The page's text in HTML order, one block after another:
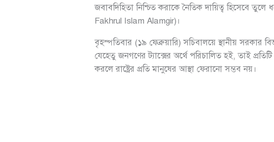
জবাবদিহিতা নিশ্চিত করাকে নৈতিক দায়িত্ব হিসেবে তুলে
Fakhrul Islam Alamgir)।
বৃহস্পতিবার (১৯ ফেব্রুয়ারি) সচিবালয়ে স্থানীয়
যেহেতু জনগণের ট্যাক্সের অর্থে পরিচালিত হই, তাই
করলে রাষ্ট্রের প্রতি মানুষের আস্থা ফেরানো সম্ভব নয়।